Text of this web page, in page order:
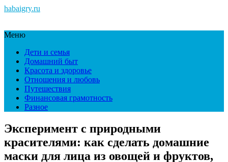
habaigry.ru
Меню
Дети и семья
Домашний быт
Красота и здоровье
Отношения и любовь
Путешествия
Финансовая грамотность
Разное
Эксперимент с природными
красителями: как сделать домашние
маски для лица из овощей и фруктов,